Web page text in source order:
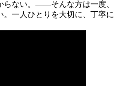
らない。――そんな方は一度、
一人ひとりを大切に、丁寧に